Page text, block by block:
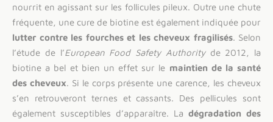
nourrit en agissant sur les follicules pileux. Outre une chute
fréquente, une cure de biotine est également indiquée pour
lutter contre les fourches et les cheveux fragilisés. Selon
l’étude de l’European Food Safety Authorityde 2012, la
biotine a bel et bien un effet sur le maintien de la santé
des cheveux. Si le corps présente une carence, les cheveux
s’en retrouveront ternes et cassants. Des pellicules sont
également susceptibles d’apparaître. La dégradation des